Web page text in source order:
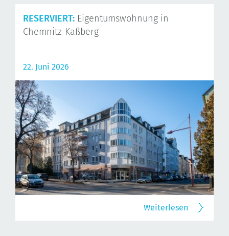
RESERVIERT: Eigentumswohnung in
Chemnitz-Kaßberg
22. Juni 2026
Weiterlesen